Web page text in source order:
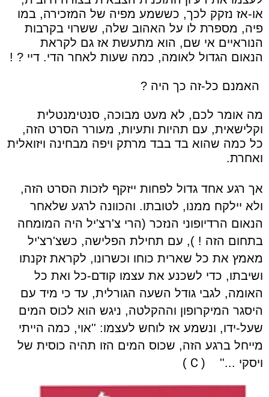
או-אז נזקק לכך, כששמע מפיה של המזכירה, במו
פיה, מספרת לו על האהוב שלה, ששרוי בקרבות
הנוראיים אי שם, הוא מתעשת אז גם לקראת
הנאום הגדול לאומה, כמה שעות לאחר הדי. דיי ? !
האמנם כל-זה כך היה ?
מה אומר לכם, לא מעט מבוכה, סנטימנטלית
וקלישאית, עם תהיות ותעיות, מעורר הסרט הזה,
כל כמה שהוא בד בבד מרתק ויפה מבחינה ויזואלית
ואחרת.
אך רגע אחד גדול לפחות ייזקף לזכות הסרט הזה,
ולא יילקח ממנו, לטובתו. והכוונה לרגע שלאחר
הנאום הרדיופוני הנזכר (הרי צ'רצ'יל היה המומחה
בתחום הזה ! ), עם תחילת הפלישה, כשצ'רצ'יל
מאמץ את כל שארית כוחו וכשרונו, לקראת זקנתו
ושיבתו, כדי לשכנע את עצמו קודם-כל ואת כל
האומה, לגבי גודל השעה הגורלית, עד כי מיד עם
היסגר המיקרופון וההקלטה, ניגש הוא לכוס המים
שעל-ידו, ונשמע אז לוחש לעצמו: ''אוי, כמה הייתי
מייחל ברגע הזה, שכוס המים הזו תהיה כוסית של
ויסקי ...''
(
C
)